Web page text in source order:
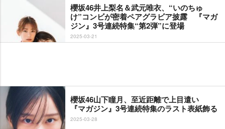
櫻坂46井上梨名＆武元唯衣、“いのちゅ
け”コンビが密着ペアグラビア披露 『マガ
ジン』3号連続特集“第2弾”に登場
2025-03-21
櫻坂46山下瞳月、至近距離で上目遣い
『マガジン』3号連続特集のラスト表紙飾る
2025-03-28